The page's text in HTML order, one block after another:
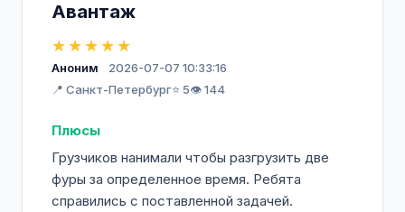
Авантаж
★★★★★
Аноним
2026-07-07 10:33:16
📍 Санкт-Петербург⭐ 5👁️ 144
Плюсы
Грузчиков нанимали чтобы разгрузить две
фуры за определенное время. Ребята
справились с поставленной задачей.